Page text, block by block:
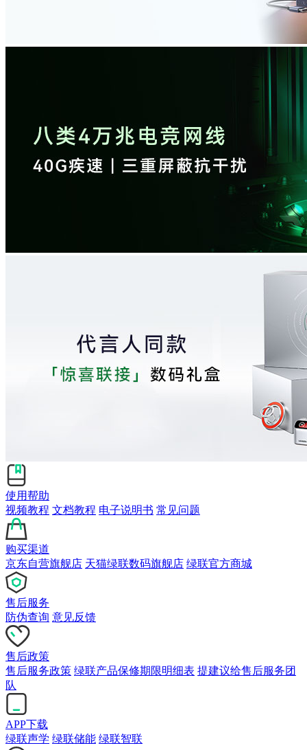
使用帮助
视频教程 文档教程 电子说明书 常见问题
购买渠道
京东自营旗舰店 天猫绿联数码旗舰店 绿联官方商城
售后服务
防伪查询 意见反馈
售后政策
售后服务政策 绿联产品保修期限明细表 提建议给售后服务团
队
APP下载
绿联声学 绿联储能 绿联智联